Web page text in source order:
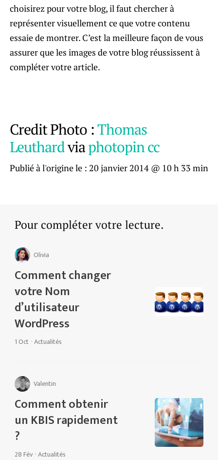
choisirez pour votre blog, il faut chercher à
représenter visuellement ce que votre contenu
essaie de montrer. C’est la meilleure façon de vous
assurer que les images de votre blog réussissent à
compléter votre article.
Credit Photo :Thomas
Leuthardviaphotopincc
Publié à l'origine le : 20 janvier 2014 @ 10 h 33 min
Pour compléter votre lecture.
Olivia
Comment changer
votre Nom
d’utilisateur
WordPress
1 Oct ·Actualités
Valentin
Comment obtenir
un KBIS rapidement
?
28 Fév ·Actualités